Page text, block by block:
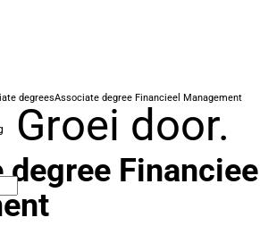
Groei door.
degreesAssociate degree Financieel Management